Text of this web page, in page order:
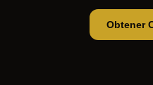
Obtener